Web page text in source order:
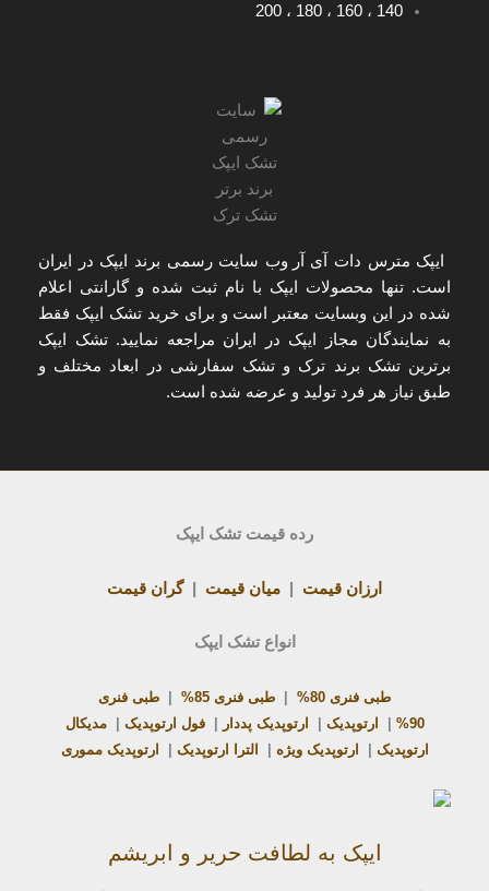
140 ، 160 ، 180 ، 200
ایپک مترس دات آی آر وب سایت رسمی برند ایپک در ایران
است. تنها محصولات ایپک با نام ثبت شده و گارانتی اعلام
شده در این وبسایت معتبر است و برایخرید تشک ایپک فقط
به نمایندگان مجاز ایپک در ایران مراجعه نمایید. تشک ایپک
برترین تشک برند ترک و تشک سفارشی در ابعاد مختلف و
طبق نیاز هر فرد تولید و عرضه شده است.
رده قیمت تشک ایپک
ارزان قیمت میان قیمت |گران قیمت
انواع تشک ایپک
طبی فنری 80% طبی فنری 85%
طبی فنری
90%
ارتوپدیک ارتوپدیک پددار |فول ارتوپدیک |مدیکال
ارتوپدیک
ارتوپدیک ویژه الترا ارتوپدیک ارتوپدیک مموری
ایپک به لطافت حریر و ابریشم